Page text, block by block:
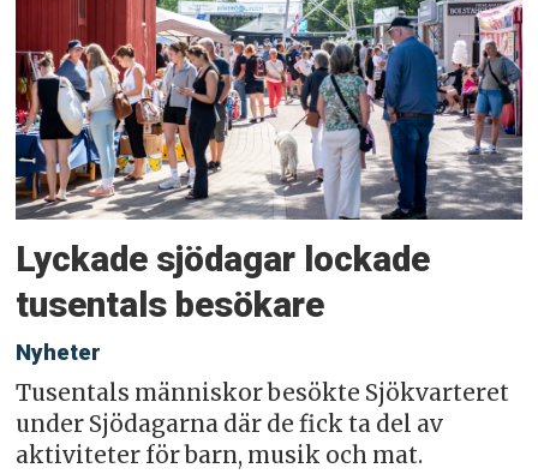
Lyckade sjödagar lockade
tusentals besökare
Nyheter
Tusentals människor besökte Sjökvarteret
under Sjödagarna där de fick ta del av
aktiviteter för barn, musik och mat.